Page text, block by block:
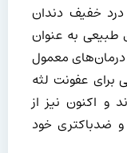
خفیف دندان
طبیعی به عنوان
درمان‌های معمول
برای عفونت لثه
و اکنون نیز از
ضدباکتری خود